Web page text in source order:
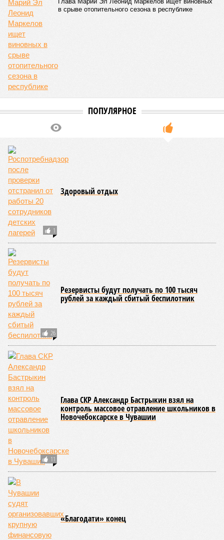
Роспотребнадзор после проверки отстранил от работы 20
сотрудников детских лагерей
1562
Здоровый отдых
Роспотребнадзор после проверки отстранил от работы 20 сотрудников
Республике Татьяна Гермонова принимала участие в заседании
Межведомственной комиссии, занимающейся вопросами
организации детского отдыха и оздоровления в регионе. В
рамках встречи участники рассматривали текущее состояние
летней оздоровительной кампании 2026 года и промежуточные
итоги её проведения.
Управлением Роспотребнадзора по Республике Татарстан
были обобщены
мероприятий в детских оздоровительных лагерях. В
нынешнем сезоне функционирует 299 таких учреждений,
причём 14 из них относятся к загородному типу. Сотрудники
ведомства осуществили 105 выездных проверок и
профилактических визитов, что позволило охватить
проверочными действиями значительную долю лагерей. По
итогам проведённых мероприятий различные нарушения
были зафиксированы в 33 учреждениях. В адрес
администраций этих объектов были вынесены
предписания, обязывающие устранить выявленные
недостатки.
Среди наиболее часто встречающихся нарушений
оказались следующие: ненадлежащее содержание
территории и несоблюдение санитарно-гигиенических норм
на ней; нарушения в процессе организации питания детей и
при обеспечении питьевого режима; а также
несвоевременное или неполное проведение медицинских
осмотров сотрудников лагерей.
Особый контроль был направлен на персонал,
работающий на пищеблоках. В ходе этих проверок у 20
человек были обнаружены возбудители инфекций –
указанные сотрудники были незамедлительно отстранены
от выполнения своих обязанностей и направлены на
лечение.
Представители ведомства отметили, что оперативное
принятие указанных мер позволило избежать